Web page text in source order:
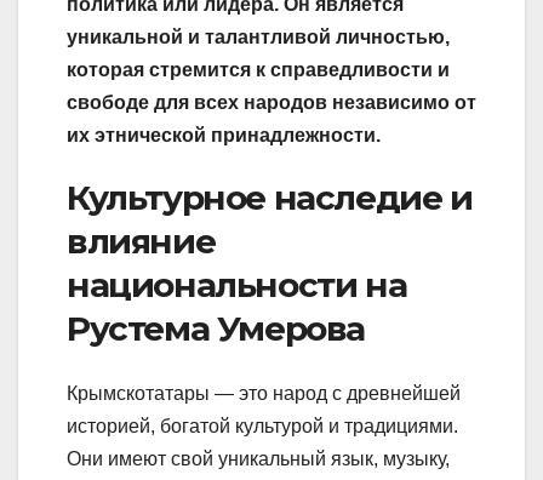
уникальной и талантливой личностью,
которая стремится к справедливости и
свободе для всех народов независимо от
их этнической принадлежности.
Культурное наследие и
влияние
национальности на
Рустема Умерова
Крымскотатары — это народ с древнейшей
историей, богатой культурой и традициями.
Они имеют свой уникальный язык, музыку,